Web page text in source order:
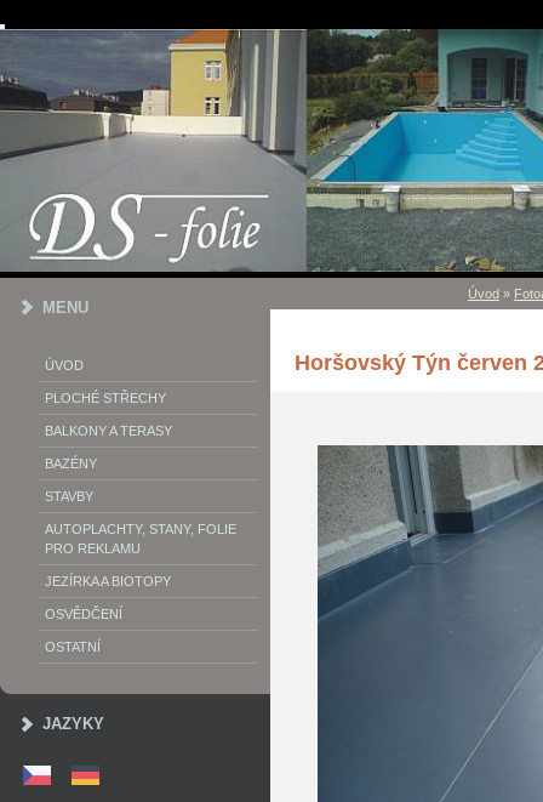
Úvod »
Horšovský Týn červen
MENU
ÚVOD
PLOCHÉ STŘECHY
BALKONY A TERASY
BAZÉNY
STAVBY
AUTOPLACHTY, STANY, FOLIE
PRO REKLAMU
JEZÍRKA A BIOTOPY
OSVĚDČENÍ
OSTATNÍ
JAZYKY